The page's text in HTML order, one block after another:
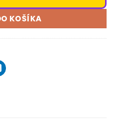
KOŠÍKA